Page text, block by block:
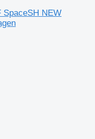
SpaceSH NEW